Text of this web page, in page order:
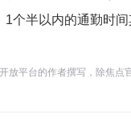
个半以内的通勤时
放平台的作者撰写，除焦点